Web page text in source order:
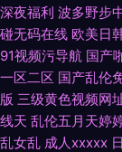
深夜福利 波多野步
碰无码在线 欧美日
91视频污导航 国产
一区二区 国产乱伦
版 三级黄色视频网
线天 乱伦五月天婷
乱女乱 成人xxxxx